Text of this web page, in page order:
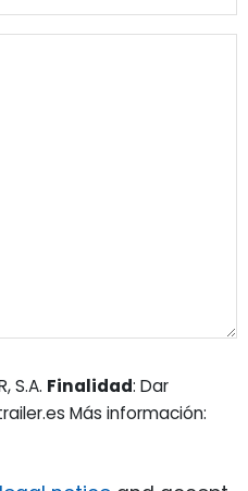
S.A. Finalidad: Dar
Más información: